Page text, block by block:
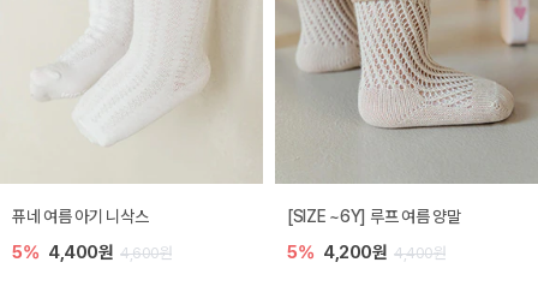
퓨네 여름 아기 니삭스
5% 4,400원 4,600원
[SIZE ~6Y] 루프 여름 양말
5% 4,200원 4,400원